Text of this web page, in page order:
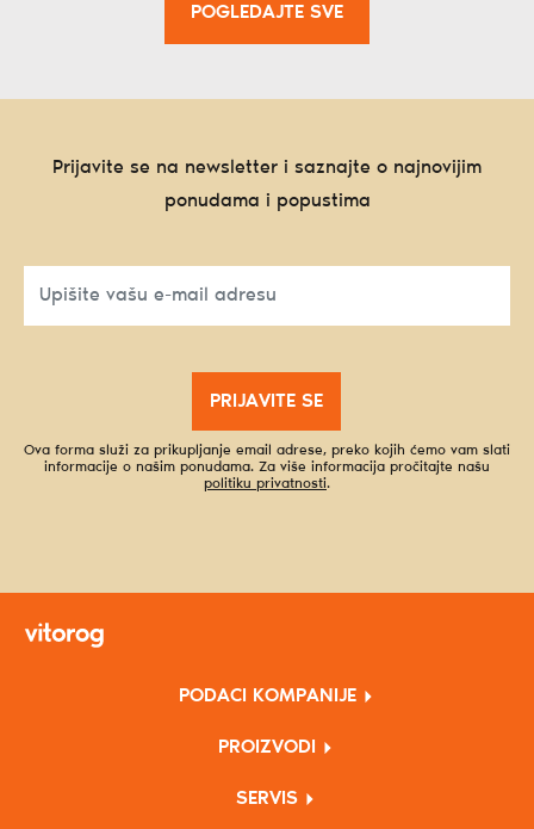
POGLEDAJTE SVE
Prijavite se na newsletter i saznajte o najnovijim
ponudama i popustima
PRIJAVITE SE
Ova forma služi za prikupljanje email adrese, preko kojih ćemo vam slati
informacije o našim ponudama. Za više informacija pročitajte našu
politiku privatnosti.
PODACI KOMPANIJE
PROIZVODI
SERVIS